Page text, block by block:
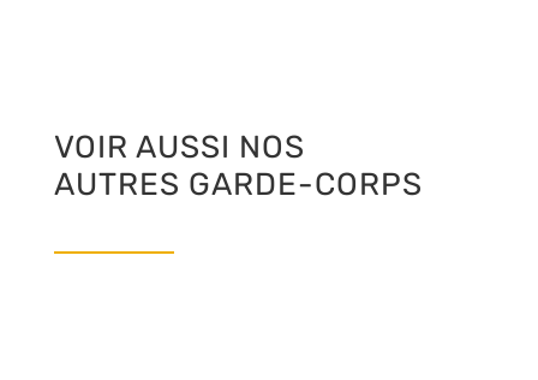
VOIR AUSSI NOS
AUTRES GARDE-CORPS